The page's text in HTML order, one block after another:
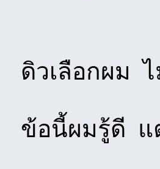
ดิวเลือกผม ไ
ข้อนี้ผมรู้ดี แ